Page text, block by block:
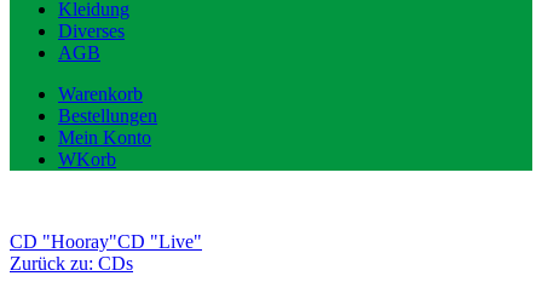
Kleidung
Diverses
AGB
Warenkorb
Bestellungen
Mein Konto
WKorb
CD "Hooray"CD "Live"
Zurück zu: CDs